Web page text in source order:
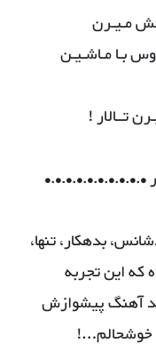
مـیـرن
بـا مـاشـیـن
تــالار !
بدهکار، تنها،
این تجربه
آهنگ پیشوازش
خوشحالم…!